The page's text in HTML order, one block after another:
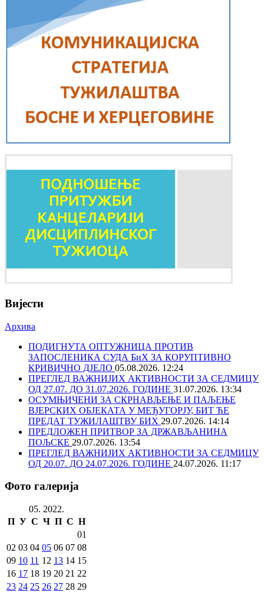
Вијести
Архива
ПОДИГНУТА ОПТУЖНИЦА ПРОТИВ
ЗАПОСЛЕНИКА СУДА БиХ ЗА КОРУПТИВНО
КРИВИЧНО ДЈЕЛО 05.08.2026. 12:24
ПРЕГЛЕД ВАЖНИЈИХ АКТИВНОСТИ ЗА СЕДМИЦУ
ОД 27.07. ДО 31.07.2026. ГОДИНЕ 31.07.2026. 13:34
ОСУМЊИЧЕНИ ЗА СКРНАВЉЕЊЕ И ПАЉЕЊЕ
ВЈЕРСКИХ ОБЈЕКАТА У МЕЂУГОРЈУ, БИТ ЋЕ
ПРЕДАТ ТУЖИЛАШТВУ БИХ 29.07.2026. 14:14
ПРЕДЛОЖЕН ПРИТВОР ЗА ДРЖАВЉАНИНА
ПОЉСКЕ 29.07.2026. 13:54
ПРЕГЛЕД ВАЖНИЈИХ АКТИВНОСТИ ЗА СЕДМИЦУ
ОД 20.07. ДО 24.07.2026. ГОДИНЕ 24.07.2026. 11:17
Фото галерија
05. 2022.
П У С Ч П С Н
01
02 03 04 05 06 07 08
09 10 11 12 13 14 15
16 17 18 19 20 21 22
23 24 25 26 27 28 29